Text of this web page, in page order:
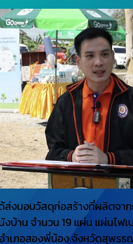
ส่งมอบวัสดุก่อสร้างที่ผลิตจา
บ้าน จำนวน 19 แผ่น แผ่นไฟ
ำเภอสองพี่น้อง จังหวัดสุพร